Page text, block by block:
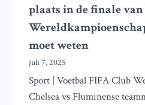
plaats in de finale
moet weten
juli 7, 2025
Sport | Voetbal FIFA Club
Chelsea vs Fluminense